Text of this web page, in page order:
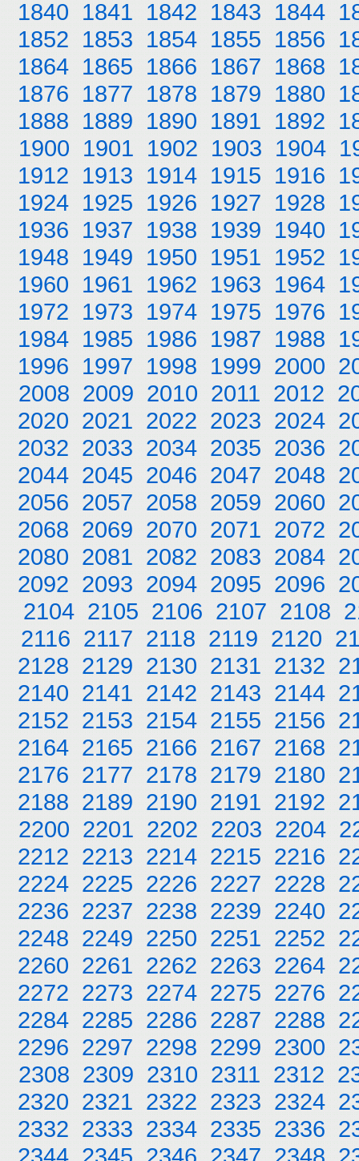
1840 1841 1842 1843 1844
1852 1853 1854 1855 1856
1864 1865 1866 1867 1868
1876 1877 1878 1879 1880
1888 1889 1890 1891 1892
1900 1901 1902 1903 1904
1912 1913 1914 1915 1916
1924 1925 1926 1927 1928
1936 1937 1938 1939 1940
1948 1949 1950 1951 1952
1960 1961 1962 1963 1964
1972 1973 1974 1975 1976
1984 1985 1986 1987 1988
1996 1997 1998 1999 2000
2008 2009 2010 2011 2012
2020 2021 2022 2023 2024
2032 2033 2034 2035 2036
2044 2045 2046 2047 2048
2056 2057 2058 2059 2060
2068 2069 2070 2071 2072
2080 2081 2082 2083 2084
2092 2093 2094 2095 2096
2104 2105 2106 2107 2108
2116 2117 2118 2119 2120
2128 2129 2130 2131 2132
2140 2141 2142 2143 2144
2152 2153 2154 2155 2156
2164 2165 2166 2167 2168
2176 2177 2178 2179 2180
2188 2189 2190 2191 2192
2200 2201 2202 2203 2204
2212 2213 2214 2215 2216
2224 2225 2226 2227 2228
2236 2237 2238 2239 2240
2248 2249 2250 2251 2252
2260 2261 2262 2263 2264
2272 2273 2274 2275 2276
2284 2285 2286 2287 2288
2296 2297 2298 2299 2300
2308 2309 2310 2311 2312
2320 2321 2322 2323 2324
2332 2333 2334 2335 2336